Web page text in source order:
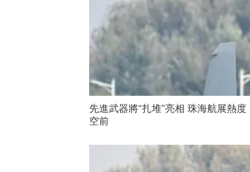
先進武器將“扎堆”亮相 珠海航展熱度
空前